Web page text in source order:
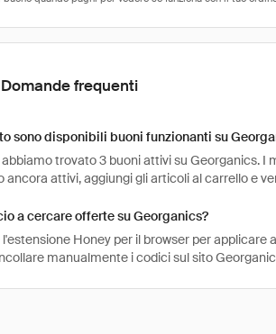
Domande frequenti
sono disponibili buoni funzionanti su
trovato 3 buoni attivi su Georganics. I
ancora attivi, aggiungi gli articoli al carrello e
a cercare offerte su Georganics?
l'estensione Honey per il browser per
manualmente i codici sul sito